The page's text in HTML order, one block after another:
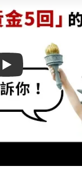
Play video